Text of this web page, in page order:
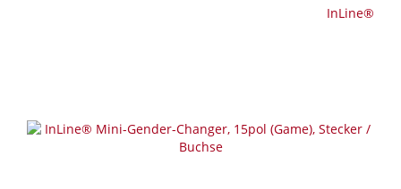
InLine®